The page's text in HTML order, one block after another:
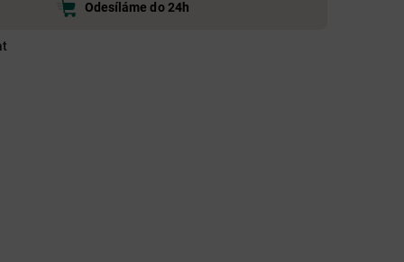
Odesíláme do 24h